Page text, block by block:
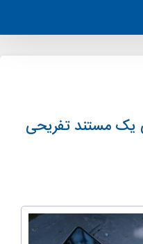
یک مستند تفریحی